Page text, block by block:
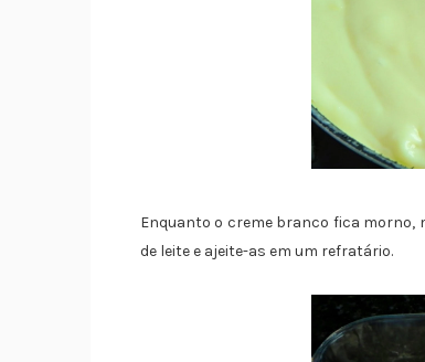
Enquanto o creme branco fica
de leite e ajeite-as em um refratário.